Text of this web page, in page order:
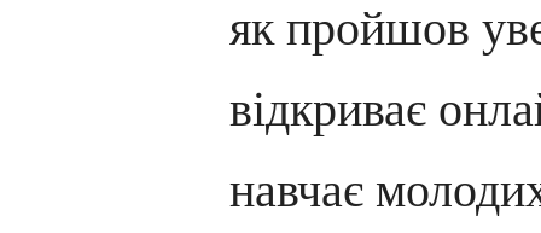
як пройшов
відкриває
навчає